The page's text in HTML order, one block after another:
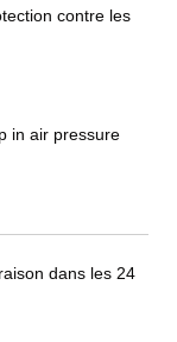
contre les
in air pressure
dans les 24